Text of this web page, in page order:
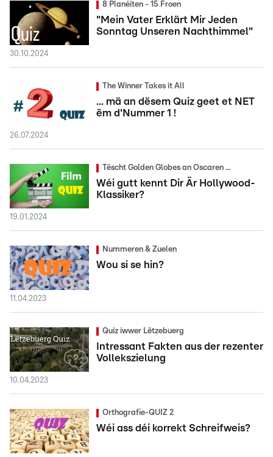
8 Planéiten - 15 Froen
"Mein Vater Erklärt Mir Jeden
Sonntag Unseren Nachthimmel"
30.10.2024
The Winner Takes it All
... mä an dësem Quiz geet et NET
ëm d'Nummer 1 !
26.07.2024
Tëscht Golden Globes an Oscaren ...
Wéi gutt kennt Dir Är Hollywood-
Klassiker?
19.01.2024
Nummeren & Zuelen
Wou si se hin?
11.04.2023
Quiz iwwer Lëtzebuerg
Intressant Fakten aus der rezenter
Vollekszielung
10.04.2023
Orthografie-QUIZ 2
Wéi ass déi korrekt Schreifweis?